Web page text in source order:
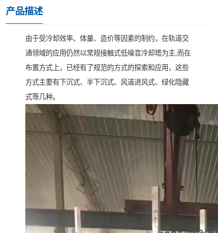
产品描述
由于受冷却效率、体量、造价等因素的制约，在轨道交
通领域的应用仍然以常规接触式低噪音冷却塔为主;而在
布置方式上，已经有了规范的方式的探索和应用，这些
方式主要有下沉式、半下沉式、风道进风式、绿化隐藏
式等几种。